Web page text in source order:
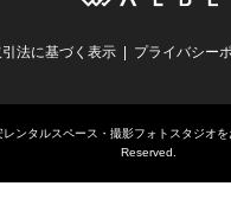
法に基づく表示 プライバシー
レンタルスペース・撮影フォトスタジオ
Reserved.